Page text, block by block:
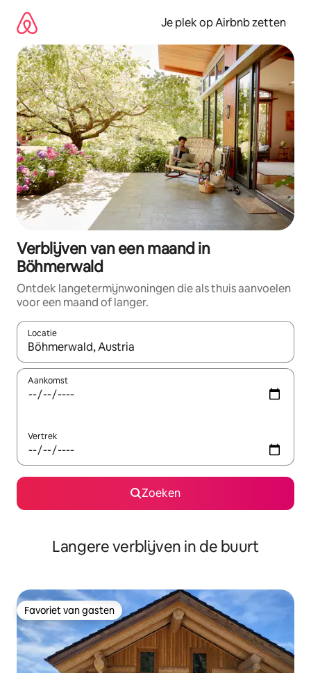
direct
naar
inhoud
Je plek op Airbnb zetten
Verblijven van een maand in
Böhmerwald
Ontdek langetermijnwoningen die als thuis aanvoelen
voor een maand of langer.
Locatie
Wanneer er resultaten beschikbaar zijn, maak je een keuze
Aankomst
Vertrek
Zoeken
Langere verblijven in de buurt
Favoriet van gasten
Favoriet van gasten